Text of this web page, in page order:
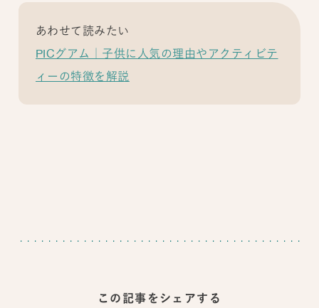
あわせて読みたい
PICグアム｜子供に人気の理由やアクティビテ
ィーの特徴を解説
この記事をシェアする